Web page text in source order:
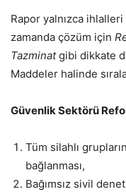
Rapor yalnızca
zamanda çözüm için
Tazminatgibi dikkate
Maddeler halinde
Güvenlik Sektörü
Tüm silahlı
bağlanması,
Bağımsız sivil